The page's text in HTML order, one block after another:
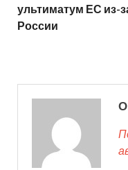
ультиматум ЕС из-
России
О